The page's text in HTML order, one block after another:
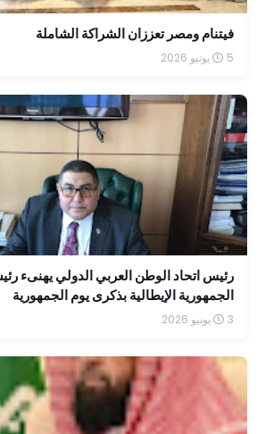
فيتنام ومصر تعززان الشراكة الشاملة
5 يونيو 2026
رئيس اتحاد الوطن العربي الدولي يهنىء
الجمهورية الإيطالية بذكرى يوم الجمهورية
3 يونيو 2026